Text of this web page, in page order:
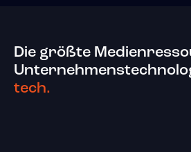
Die größte
tech.